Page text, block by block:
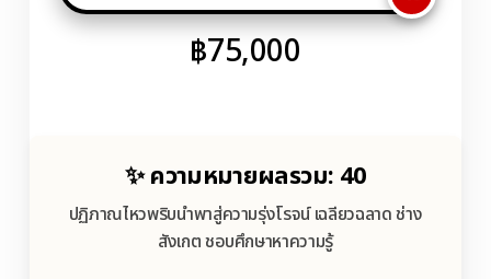
฿75,000
✨ ความหมายผลรวม: 40
ปฏิภาณไหวพริบนำพาสู่ความรุ่งโรจน์ เฉลียวฉลาด ช่าง
สังเกต ชอบศึกษาหาความรู้